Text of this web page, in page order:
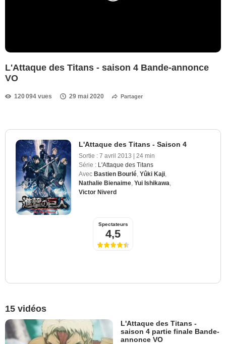
L'Attaque des Titans - saison 4 Bande-annonce
VO
120 094 vues 29 mai 2020 Partager
L'Attaque des Titans - Saison 4
Sortie : 7 avril 2013 | 24 min
Série : L'Attaque des Titans
Avec Bastien Bourlé Yûki Kaji
Nathalie Bienaime Yui Ishikawa
Victor Niverd
Spectateurs
4,5
15 vidéos
L'Attaque des Titans -
saison 4 partie finale Bande-
annonce VO